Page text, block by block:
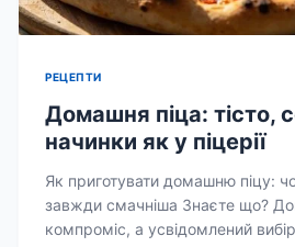
РЕЦЕПТИ
Домашня піца: тісто,
начинки як у піцерії
Як приготувати домашню піцу:
завжди смачніша Знаєте що?
компроміс, а усвідомлений